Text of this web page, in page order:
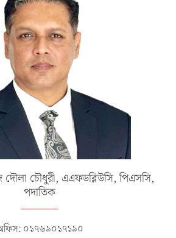
দৌলা চৌধুরী, এএফডব্লিউসি, পিএসসি,
পদাতিক
০১৭৬৯০১৭১৯০